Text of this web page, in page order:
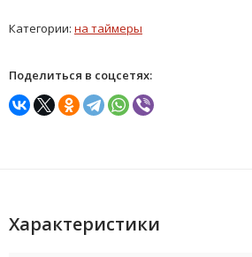
Категории: на таймеры
Поделиться в соцсетях:
Характеристики